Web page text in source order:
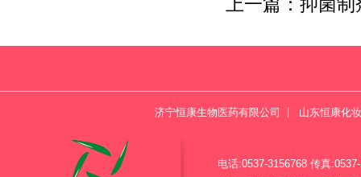
上一篇： 抑菌制
济宁恒康生物医药有限公司 山东恒康化
电话:0537-3156768 传真